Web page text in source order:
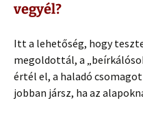
vegyél?
Itt a lehetőség, hogy
megoldottál, a
értél el, a haladó
jobban jársz, ha az